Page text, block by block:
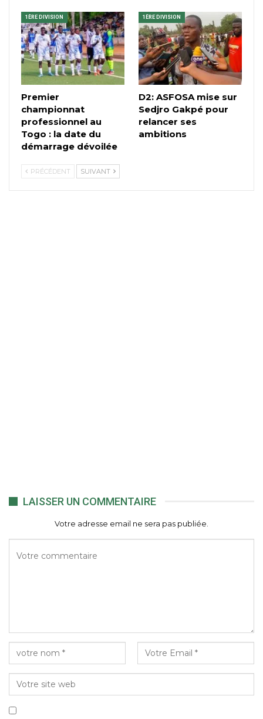
1ÈRE DIVISION
Premier
championnat
professionnel au
Togo : la date du
démarrage dévoilée
1ÈRE DIVISION
D2: ASFOSA mise sur
Sedjro Gakpé pour
relancer ses
ambitions
PRÉCÉDENT SUIVANT
LAISSER UN COMMENTAIRE
Votre adresse email ne sera pas publiée.